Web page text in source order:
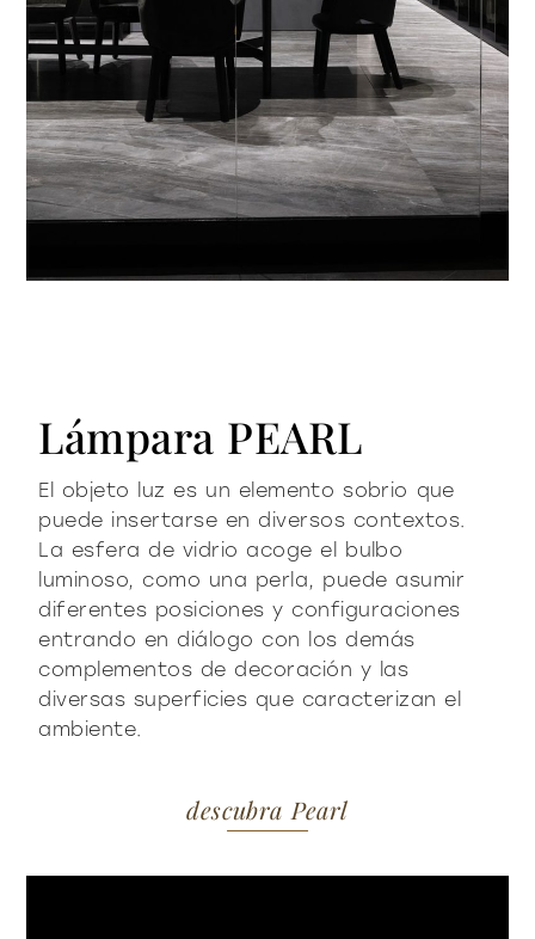
Lámpara PEARL
El objeto luz es un elemento sobrio que
puede insertarse en diversos contextos.
La esfera de vidrio acoge el bulbo
luminoso, como una perla, puede asumir
diferentes posiciones y configuraciones
entrando en diálogo con los demás
complementos de decoración y las
diversas superficies que caracterizan el
ambiente.
descubra Pearl